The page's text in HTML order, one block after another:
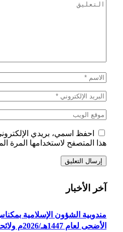
احفظ اسمي، بريدي
هذا المتصفح لاستخدامها المرة
آخر الأخبار
مندوبية الشؤون الإسلامية
الأضحى